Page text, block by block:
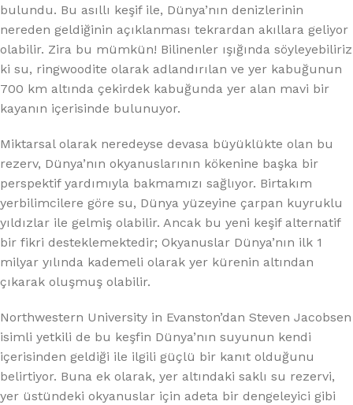
bulundu. Bu asıllı keşif ile, Dünya’nın denizlerinin
nereden geldiğinin açıklanması tekrardan akıllara geliyor
olabilir. Zira bu mümkün! Bilinenler ışığında söyleyebiliriz
ki su, ringwoodite olarak adlandırılan ve yer kabuğunun
700 km altında çekirdek kabuğunda yer alan mavi bir
kayanın içerisinde bulunuyor.
Miktarsal olarak neredeyse devasa büyüklükte olan bu
rezerv, Dünya’nın okyanuslarının kökenine başka bir
perspektif yardımıyla bakmamızı sağlıyor. Birtakım
yerbilimcilere göre su, Dünya yüzeyine çarpan kuyruklu
yıldızlar ile gelmiş olabilir. Ancak bu yeni keşif alternatif
bir fikri desteklemektedir; Okyanuslar Dünya’nın ilk 1
milyar yılında kademeli olarak yer kürenin altından
çıkarak oluşmuş olabilir.
Northwestern University in Evanston’dan Steven Jacobsen
isimli yetkili de bu keşfin Dünya’nın suyunun kendi
içerisinden geldiği ile ilgili güçlü bir kanıt olduğunu
belirtiyor. Buna ek olarak, yer altındaki saklı su rezervi,
yer üstündeki okyanuslar için adeta bir dengeleyici gibi